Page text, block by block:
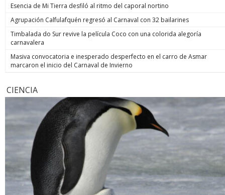
Esencia de Mi Tierra desfiló al ritmo del caporal nortino
Agrupación Calfulafquén regresó al Carnaval con 32 bailarines
Timbalada do Sur revive la película Coco con una colorida alegoría
carnavalera
Masiva convocatoria e inesperado desperfecto en el carro de Asmar
marcaron el inicio del Carnaval de Invierno
CIENCIA